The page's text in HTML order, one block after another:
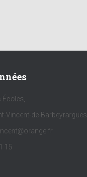
Écoles,
Vincent-de-Barbeyrargues
15